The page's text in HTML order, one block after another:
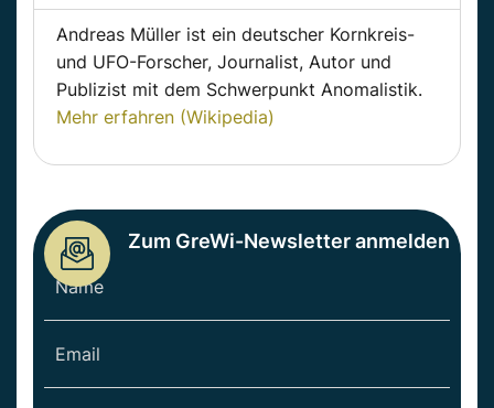
Andreas Müller ist ein deutscher Kornkreis-
und UFO-Forscher, Journalist, Autor und
Publizist mit dem Schwerpunkt Anomalistik.
Mehr erfahren (Wikipedia)
Zum GreWi-Newsletter anmelden